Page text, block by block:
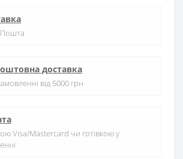
доставка
від 5000 грн
Visa/Mastercard чи готівкою у